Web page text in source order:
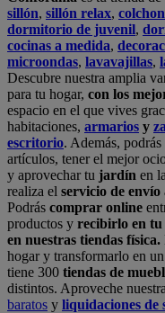
sillón, sillón relax,
dormitorio de juvenil,
cocinas a medida,
microondas, lavavajillas,
Descubre nuestra amplia
para tu hogar, con los
espacio en el que vives
habitaciones, armarios y
escritorio. Además,
artículos, tener el mejor
y aprovechar tu jardín en
realiza el servicio de
Podrás comprar online
productos y recibirlo en
en nuestras tiendas física.
hogar y transformarlo en
tiene 300 tiendas de
distintos. Aproveche
baratos y liquidaciones de